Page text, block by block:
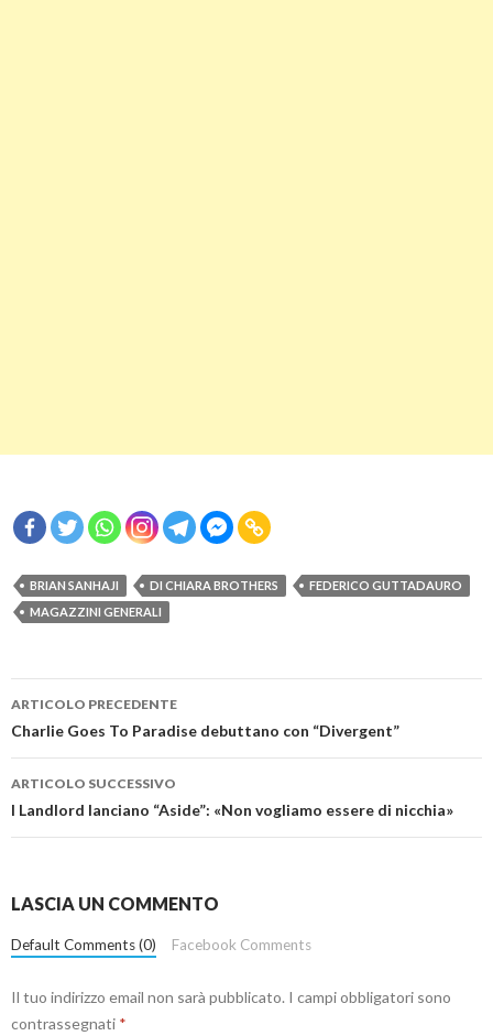
BRIAN SANHAJI DI CHIARA BROTHERS
FEDERICO GUTTADAURO
MAGAZZINI GENERALI
Navigazione
articolo
ARTICOLO PRECEDENTE
Charlie Goes To Paradise debuttano con “Divergent”
ARTICOLO SUCCESSIVO
I Landlord lanciano “Aside”: «Non vogliamo essere di nicchia»
LASCIA UN COMMENTO
Default Comments (0) Facebook Comments
Il tuo indirizzo email non sarà pubblicato. I campi obbligatori sono
contrassegnati *